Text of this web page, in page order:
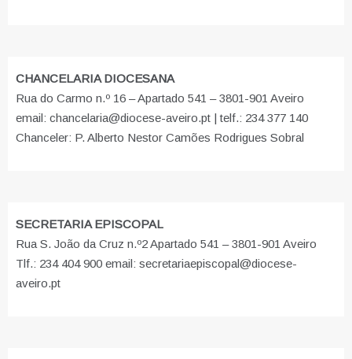
CHANCELARIA DIOCESANA
Rua do Carmo n.º 16 – Apartado 541 – 3801-901 Aveiro
email: chancelaria@diocese-aveiro.pt | telf.: 234 377 140
Chanceler: P. Alberto Nestor Camões Rodrigues Sobral
SECRETARIA EPISCOPAL
Rua S. João da Cruz n.º2 Apartado 541 – 3801-901 Aveiro
Tlf.: 234 404 900 email: secretariaepiscopal@diocese-
aveiro.pt